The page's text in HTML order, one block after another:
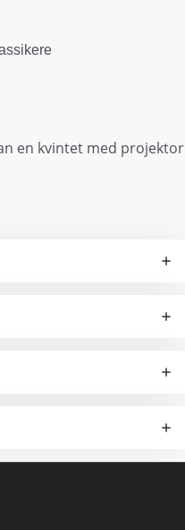
en kvintet med projektor